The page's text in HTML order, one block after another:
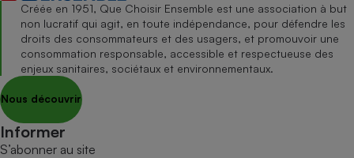
Créée en 1951, Que Choisir Ensemble est une association à but
non lucratif qui agit, en toute indépendance, pour défendre les
droits des consommateurs et des usagers, et promouvoir une
consommation responsable, accessible et respectueuse des
enjeux sanitaires, sociétaux et environnementaux.
Nous découvrir
Informer
S’abonner au site